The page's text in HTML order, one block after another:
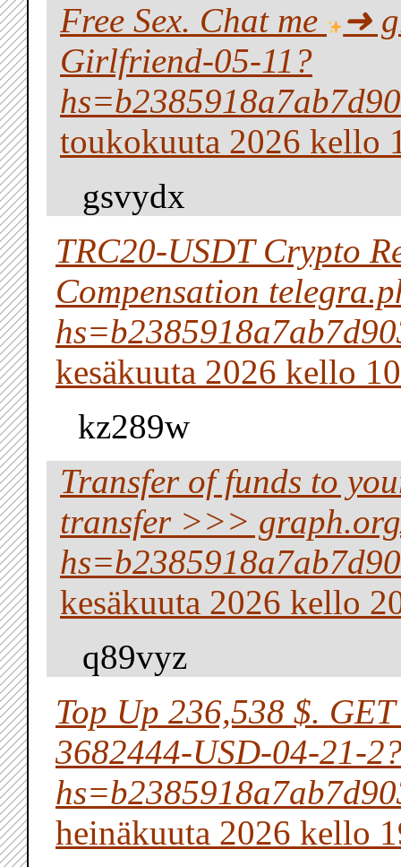
Free Sex. Chat me
➜
Girlfriend-05-11?
toukokuuta 2026 kello
gsvydx
TRC20-USDT Crypto
Compensation
kesäkuuta 2026 kello
kz289w
Transfer of funds to
transfer >>>
kesäkuuta 2026 kello
q89vyz
Top Up 236,538 $.
3682444-USD-04-21-
heinäkuuta 2026 kello